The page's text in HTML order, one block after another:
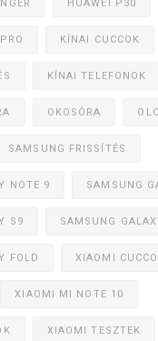
HUAWEI P30
KÍNAI CUCCOK
KÍNAI TELEFONOK
OKOSÓRA
SAMSUNG FRISSÍTÉS
NOTE 9 SAMSUNG
S9 SAMSUNG
FOLD XIAOMI
XIAOMI MI NOTE 10
XIAOMI TESZTEK